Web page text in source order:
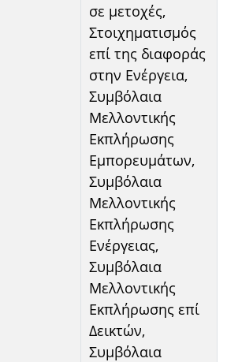
σε μετοχές,
Στοιχηματισμός
επί της διαφοράς
στην Ενέργεια,
Συμβόλαια
Μελλοντικής
Εκπλήρωσης
Εμπορευμάτων,
Συμβόλαια
Μελλοντικής
Εκπλήρωσης
Ενέργειας,
Συμβόλαια
Μελλοντικής
Εκπλήρωσης επί
Δεικτών,
Συμβόλαια